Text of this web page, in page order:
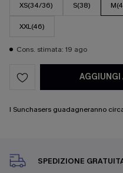
XS(34/36) S(38)
XXL(46)
Cons. stimata: 19 ago
AGGIUNGI
I Sunchasers guadagneranno
SPEDIZIONE